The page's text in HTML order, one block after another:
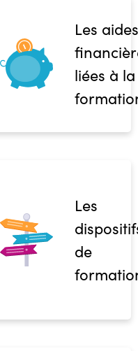
Les aides
liées à la
Les
de